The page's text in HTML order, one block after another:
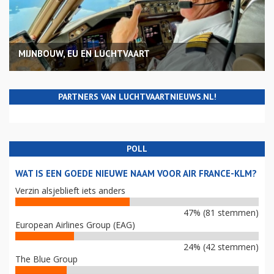
MIJNBOUW, EU EN LUCHTVAART
PARTNERS VAN LUCHTVAARTNIEUWS.NL!
POLL
WAT IS EEN GOEDE NIEUWE NAAM VOOR AIR FRANCE-KLM?
Verzin alsjeblieft iets anders
47% (81 stemmen)
European Airlines Group (EAG)
24% (42 stemmen)
The Blue Group